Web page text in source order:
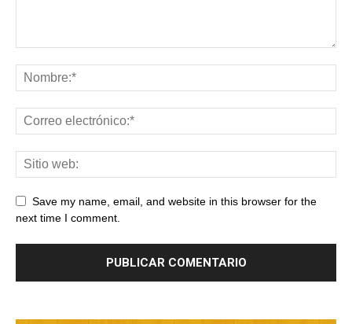
Save my name, email, and website in this browser for the
next time I comment.